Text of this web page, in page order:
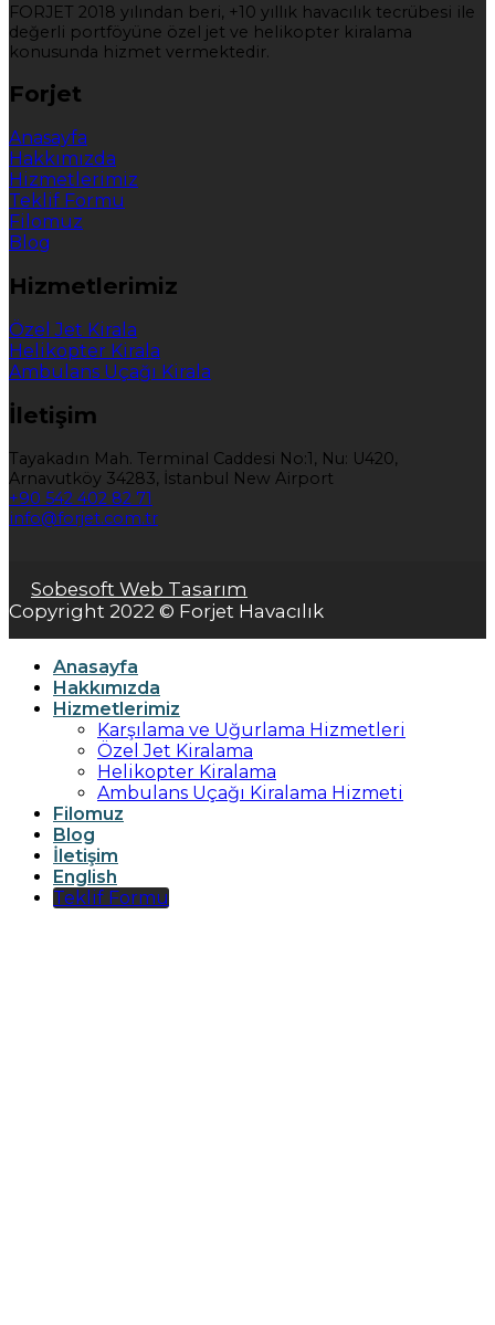
FORJET 2018 yılından beri, +10 yıllık havacılık tecrübesi ile
değerli portföyüne özel jet ve helikopter kiralama
konusunda hizmet vermektedir.
Forjet
Anasayfa
Hakkımızda
Hizmetlerimiz
Teklif Formu
Filomuz
Blog
Hizmetlerimiz
Özel Jet Kirala
Helikopter Kirala
Ambulans Uçağı Kirala
İletişim
Tayakadın Mah. Terminal Caddesi No:1, Nu: U420,
Arnavutköy 34283, İstanbul New Airport
+90 542 402 82 71
info@forjet.com.tr
Sobesoft Web Tasarım
Copyright 2022 © Forjet Havacılık
Anasayfa
Hakkımızda
Hizmetlerimiz
Karşılama ve Uğurlama Hizmetleri
Özel Jet Kiralama
Helikopter Kiralama
Ambulans Uçağı Kiralama Hizmeti
Filomuz
Blog
İletişim
English
Teklif Formu